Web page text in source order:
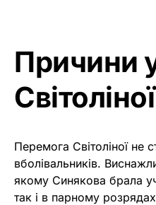
Причини
Світоліної
Перемога Світоліної не
вболівальників.
якому Синякова брала
так і в парному